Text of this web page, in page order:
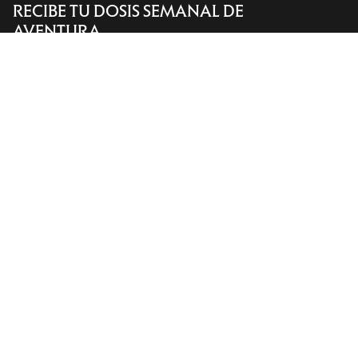
Encuentra una tienda Help
RECIBE TU DOSIS SEMANAL DE
AVENTURA